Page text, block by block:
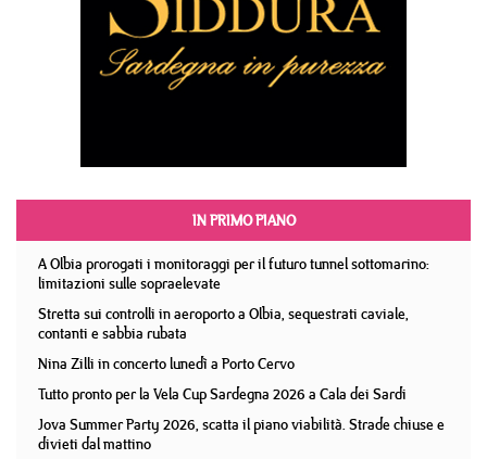
IN PRIMO PIANO
A Olbia prorogati i monitoraggi per il futuro tunnel sottomarino:
limitazioni sulle sopraelevate
Stretta sui controlli in aeroporto a Olbia, sequestrati caviale,
contanti e sabbia rubata
Nina Zilli in concerto lunedì a Porto Cervo
Tutto pronto per la Vela Cup Sardegna 2026 a Cala dei Sardi
Jova Summer Party 2026, scatta il piano viabilità. Strade chiuse e
divieti dal mattino